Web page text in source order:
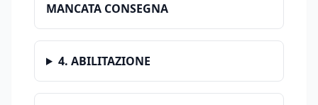
MANCATA CONSEGNA
4. ABILITAZIONE